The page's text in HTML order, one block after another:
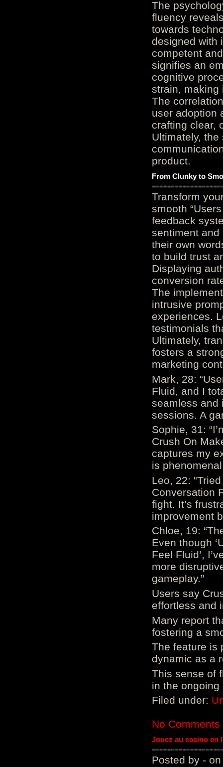
The
fluency
towards
designed with
competent
signifies an
cognitive
strain, making
The
user adoption
crafting clear,
Ultimately,
product.
From Clunky to
Transform
smooth
feedback
sentiment and
their own
to build trust
Displaying
conversion
The
intrusive
experiences.
testimonials
Ultimately,
fosters a
marketing
Mark, 28:
Fluid, and I
seamless and
sessions. A
Sophie, 31:
Crush On
captures my
is
Leo, 22:
Conversation
fight. It’s
improvement
Chloe, 19:
Even though
Feel Fluid’,
more
gameplay.”
Users say
effortless and
Many report
fostering a
The feature is
dynamic as a
This sense of
in the ongoing
Filed under:
No Comments
Jouez au casino en
Posted by - on